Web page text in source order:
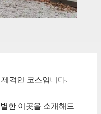
격인 코스입니다.
한 이곳을 소개해드